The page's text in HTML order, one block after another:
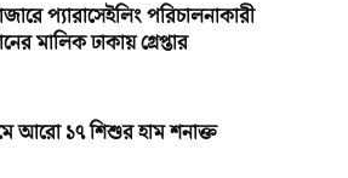
প্যারাসেইলিং পরিচালনাকারী
মালিক ঢাকায় গ্রেপ্তার
আরো ১৭ শিশুর হাম শনাক্ত